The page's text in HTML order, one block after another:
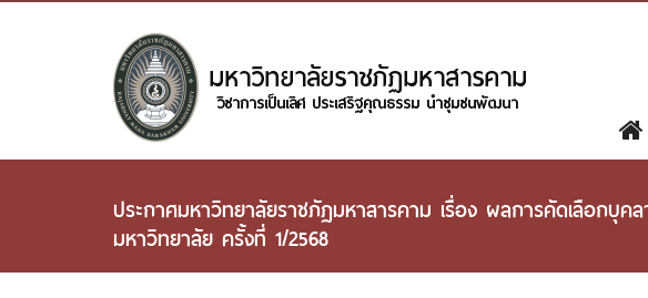
ประกาศมหาวิทยาลัยราชภัฏมหาสารคาม เรื่อง ผลการคัดเลือกบุ
มหาวิทยาลัย ครั้งที่ 1/2568